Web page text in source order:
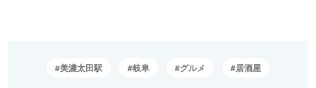
美濃太田駅 岐阜 グルメ 居酒屋